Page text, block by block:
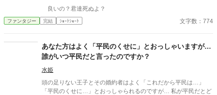
良いの？君達死ぬよ？
ファンタジー 完結 ｼｮｰﾄｼｮｰﾄ 文字数：774
あなた方はよく「平民のくせに」とおっしゃいますが…
誰がいつ平民だと言ったのですか？
水姫
頭の足りない王子とその婚約者はよく「これだから平民は…」
「平民のくせに…」とおっしゃられるのですが… 私が平民だとど